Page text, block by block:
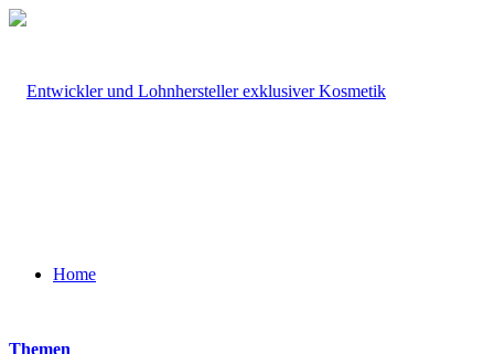
Home
Themen